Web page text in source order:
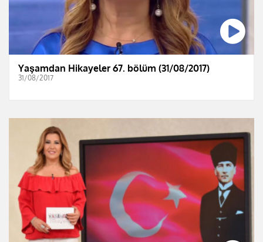
Yaşamdan Hikayeler 67. bölüm (31/08/2017)
31/08/2017